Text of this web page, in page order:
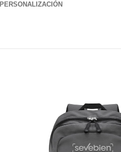
PERSONALIZACIÓN